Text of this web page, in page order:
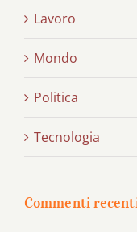
Lavoro
Mondo
Politica
Tecnologia
Commenti